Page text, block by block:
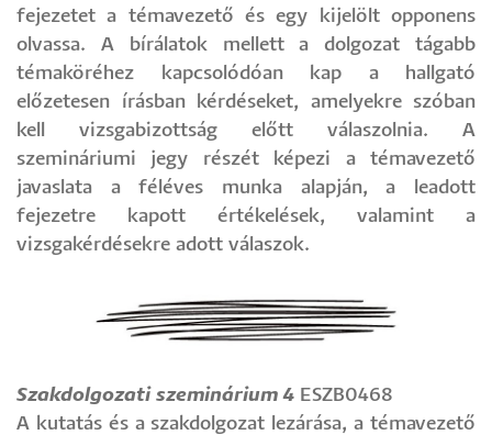
fejezetet a témavezető és egy kijelölt opponens
olvassa. A bírálatok mellett a dolgozat tágabb
témaköréhez kapcsolódóan kap a hallgató
előzetesen írásban kérdéseket, amelyekre szóban
kell vizsgabizottság előtt válaszolnia. A
szemináriumi jegy részét képezi a témavezető
javaslata a féléves munka alapján, a leadott
fejezetre kapott értékelések, valamint a
vizsgakérdésekre adott válaszok.
Szakdolgozati szeminárium 4 ESZB0468
A kutatás és a szakdolgozat lezárása, a témavezető